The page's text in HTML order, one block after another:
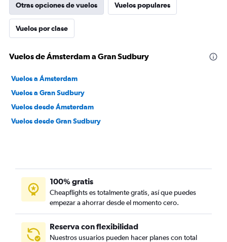
Otras opciones de vuelos Vuelos populares
Vuelos por clase
Vuelos de Ámsterdam a Gran Sudbury
Vuelos a Ámsterdam
Vuelos a Gran Sudbury
Vuelos desde Ámsterdam
Vuelos desde Gran Sudbury
100% gratis
Cheapflights es totalmente gratis, así que puedes
empezar a ahorrar desde el momento cero.
Reserva con flexibilidad
Nuestros usuarios pueden hacer planes con total